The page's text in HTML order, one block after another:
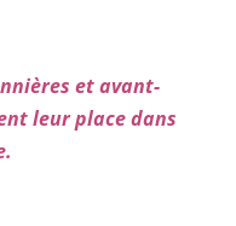
et avant-
leur place dans